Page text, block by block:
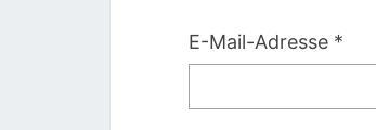
E-Mail-Adresse *